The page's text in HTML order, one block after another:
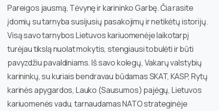
Pareigos jausmą, Tėvynę ir karininko Garbę. Čia rasite
įdomių su tarnyba susijusių pasakojimų ir netikėtų istorijų.
Visą savo tarnybos Lietuvos kariuomenėje laikotarpį
turėjau tikslą nuolat mokytis, stengiausi tobulėti ir būti
pavyzdžiu pavaldiniams. Iš savo kolegų, Vakarų valstybių
karininkų, su kuriais bendravau būdamas SKAT, KASP, Rytų
karinės apygardos, Lauko (Sausumos) pajėgų, Lietuvos
kariuomenės vadu, tarnaudamas NATO strateginėje